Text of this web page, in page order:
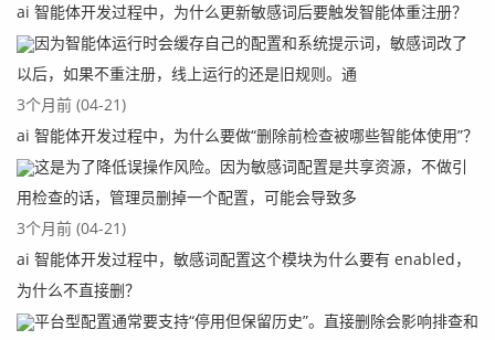
ai 智能体开发过程中，为什么更新敏感词后要触发智能体重注册？
因为智能体运行时会缓存自己的配置和系统提示词，敏感词改了
以后，如果不重注册，线上运行的还是旧规则。通
3个月前 (04-21)
ai 智能体开发过程中，为什么要做“删除前检查被哪些智能体使用”？
这是为了降低误操作风险。因为敏感词配置是共享资源，不做引
用检查的话，管理员删掉一个配置，可能会导致多
3个月前 (04-21)
ai 智能体开发过程中，敏感词配置这个模块为什么要有 enabled，
为什么不直接删？
平台型配置通常要支持“停用但保留历史”。直接删除会影响排查和